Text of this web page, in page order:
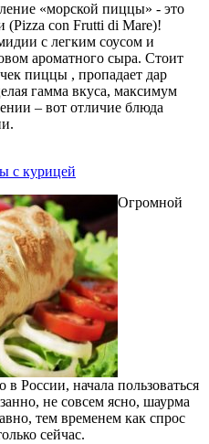
«морской пиццы» - это
(Pizza con Frutti di Mare)!
с легким соусом и
ароматного сыра. Стоит
пиццы , пропадает дар
гамма вкуса, максимум
– вот отличие блюда
с курицей
Огромной
России, начала пользоваться
не совсем ясно, шаурма
тем временем как спрос
сейчас.